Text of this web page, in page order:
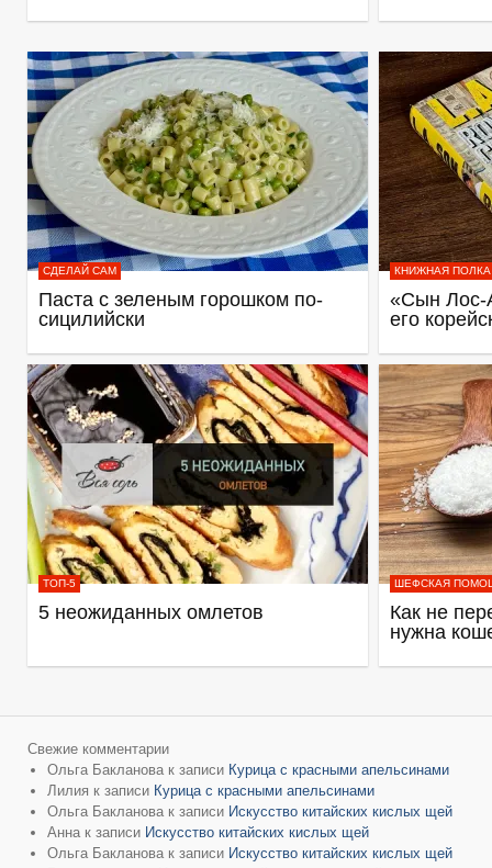
СДЕЛАЙ САМ
Паста с зеленым горошком по-
сицилийски
КНИЖНАЯ ПОЛКА
«Сын Лос-
его
ТОП-5
5 неожиданных омлетов
ШЕФСКАЯ
Как не
нужна
Свежие комментарии
Ольга Бакланова к записи Курица с красными апельсинами
Лилия к записи Курица с красными апельсинами
Ольга Бакланова к записи Искусство китайских кислых щей
Анна к записи Искусство китайских кислых щей
Ольга Бакланова к записи Искусство китайских кислых щей